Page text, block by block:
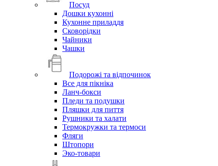
Посуд
Дошки кухонні
Кухонне приладдя
Сковорідки
Чайники
Чашки
Подорожі та відпочинок
Все для пікніка
Ланч-бокси
Пледи та подушки
Пляшки для пиття
Рушники та халати
Термокружки та термоси
Фляги
Штопори
Эко-товари